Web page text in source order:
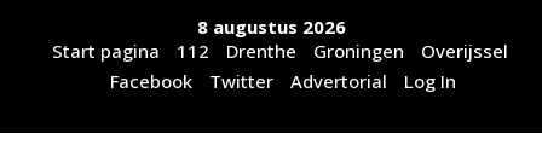
8 augustus 2026
Start pagina
112 Drenthe Groningen
Overijssel
Facebook
Twitter Advertorial Log In